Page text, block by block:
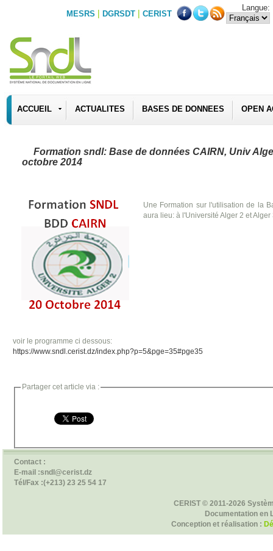
MESRS | DGRSDT | CERIST
Langue:
ACCUEIL ACTUALITES BASES DE DONNEES OPEN
Formation sndl: Base de données CAIRN, Univ
octobre 2014
Une Formation sur l'utilisation de la
aura lieu: à l'Université Alger 2 et
voir le programme ci dessous:
https://www.sndl.cerist.dz/index.php?p=5&pge=35#pge35
Partager cet article via :
Contact :
E-mail :sndl@cerist.dz
Tél/Fax :(+213) 23 25 54 17
CERIST © 2011-2026
Documentation en
Conception et réalisation :